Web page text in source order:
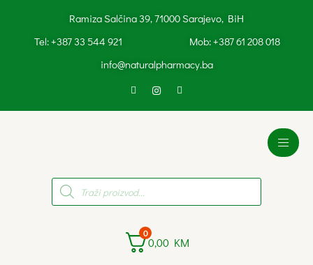
Ramiza Salčina 39, 71000 Sarajevo, BiH
Tel: +387 33 544 921
Mob: +387 61 208 018
info@naturalpharmacy.ba
Products
search
0
0,00 KM